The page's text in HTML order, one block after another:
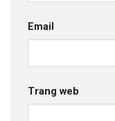
Email
Trang web